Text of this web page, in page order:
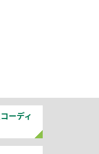
ーディ